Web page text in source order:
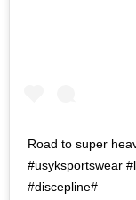
Road to super
#usyksportswear
#discepline#